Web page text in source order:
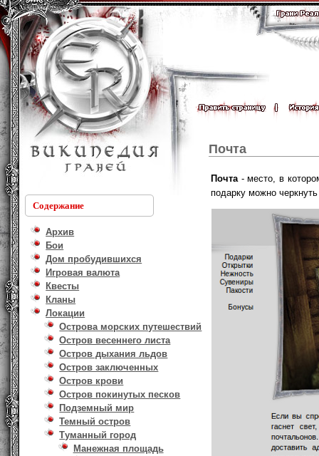
Содержание
Архив
Бои
Дом пробудившихся
Игровая валюта
Квесты
Кланы
Локации
Острова морских путешествий
Остров весеннего листа
Остров дыхания льдов
Остров заключенных
Остров крови
Остров покинутых песков
Подземный мир
Темный остров
Туманный город
Манежная площадь
Почта
Почта- место, в
подарку можно